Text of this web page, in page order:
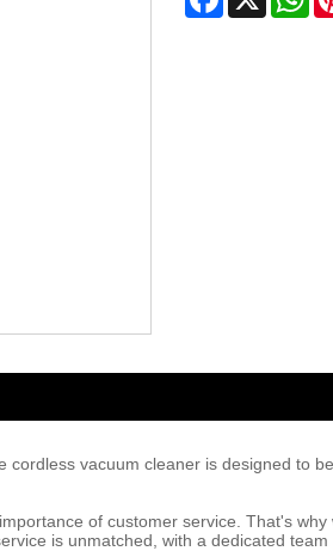
vacuum cleaner is designed to
of customer service. That's
is unmatched, with a dedicated